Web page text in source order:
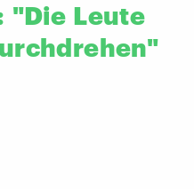
"Die Leute